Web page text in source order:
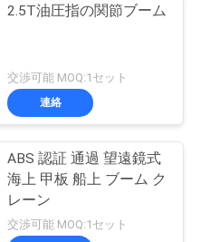
2.5T油圧指の関節ブーム
交渉可能 MOQ:1セット
連絡
ABS 認証 通過 望遠鏡式
海上 甲板 船上 ブーム ク
レーン
交渉可能 MOQ:1セット